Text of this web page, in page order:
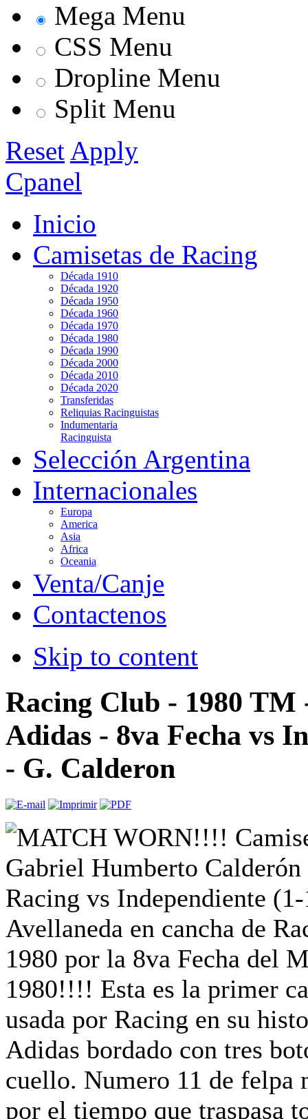
Mega Menu
CSS Menu
Dropline Menu
Split Menu
Reset Apply
Cpanel
Inicio
Camisetas de Racing
Década 1910
Década 1920
Década 1950
Década 1960
Década 1970
Década 1980
Década 1990
Década 2000
Década 2010
Década 2020
Transferidas
Reliquias Racinguistas
Indumentaria
Racinguista
Selección Argentina
Internacionales
Europa
America
Asia
Africa
Oceania
Venta/Canje
Contactenos
Skip to content
Racing Club - 1980 TM
Adidas - 8va Fecha vs
- G. Calderon